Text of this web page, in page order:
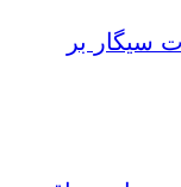
سیگار بر